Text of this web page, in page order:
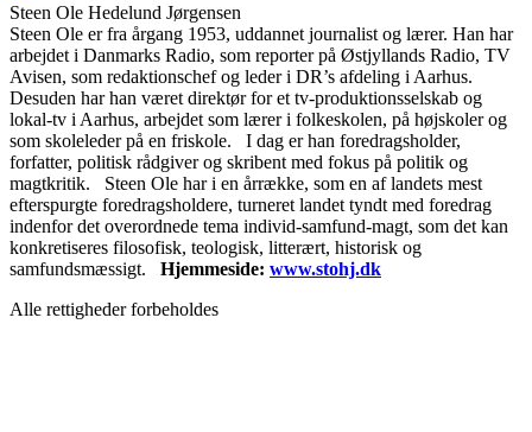
Steen Ole Hedelund Jørgensen
Steen Ole er fra årgang 1953, uddannet journalist og lærer. Han har
arbejdet i Danmarks Radio, som reporter på Østjyllands Radio, TV
Avisen, som redaktionschef og leder i DR’s afdeling i Aarhus.
Desuden har han været direktør for et tv-produktionsselskab og
lokal-tv i Aarhus, arbejdet som lærer i folkeskolen, på højskoler og
som skoleleder på en friskole. I dag er han foredragsholder,
forfatter, politisk rådgiver og skribent med fokus på politik og
magtkritik. Steen Ole har i en årrække, som en af landets mest
efterspurgte foredragsholdere, turneret landet tyndt med foredrag
indenfor det overordnede tema individ-samfund-magt, som det kan
konkretiseres filosofisk, teologisk, litterært, historisk og
samfundsmæssigt. Hjemmeside: www.stohj.dk
Alle rettigheder forbeholdes